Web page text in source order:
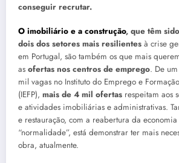
conseguir recrutar.
O imobiliário e a construção, que têm
dois dos setores mais resilientes à crise
em Portugal, são também os que mais
as ofertas nos centros de emprego. De
mil vagas no Instituto do Emprego e
(IEFP), mais de 4 mil ofertas respeitam aos
e atividades imobiliárias e administrativas.
e restauração, com a reabertura da
“normalidade”, está demonstrar ter mais
obra, atualmente.